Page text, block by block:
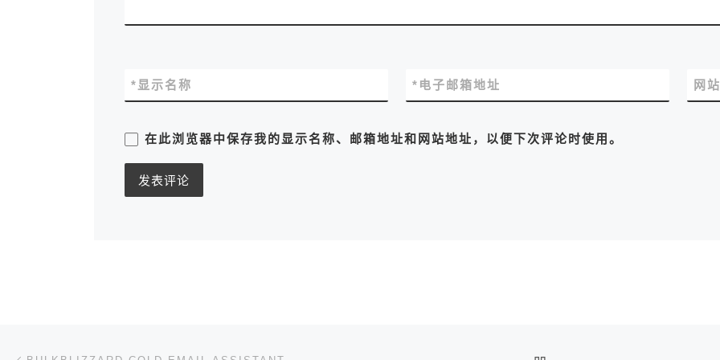
显示名称
* 电子邮箱地址
* 网
在此浏览器中保存我的显示名称、邮箱地址和网站地址，以便下次评论时使用。
文章导航